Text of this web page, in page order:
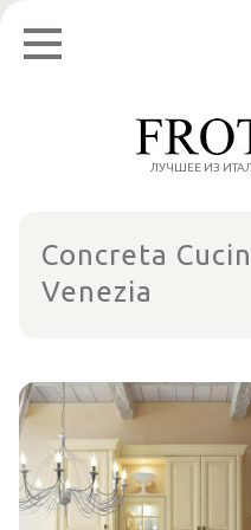
Перейти
содержанию
ЛУЧШЕЕ ИЗ
Concreta
Venezia